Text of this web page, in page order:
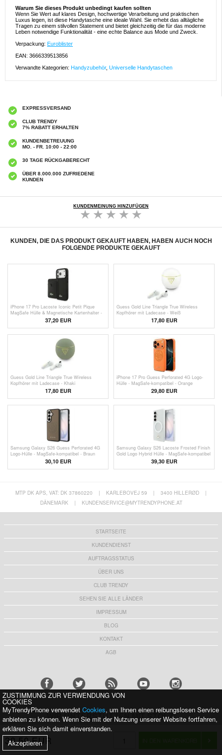
Warum Sie dieses Produkt unbedingt kaufen sollten
Wenn Sie Wert auf klares Design, hochwertige Verarbeitung und praktischen
Luxus legen, ist diese Handytasche eine ideale Wahl. Sie erhebt das alltägliche
Tragen zu einem stilvollen Statement und bietet gleichzeitig die für das moderne
Leben notwendige Funktionalität - eine echte Balance aus Mode und Zweck.
Verpackung: Euroblister
EAN: 3666339513856
Verwandte Kategorien: Handyzubehör, Universelle Handytaschen
EXPRESSVERSAND
CLUB TRENDY
7% RABATT ERHALTEN
KUNDENBETREUUNG
MO. - FR. 10:00 - 22:00
30 TAGE RÜCKGABERECHT
ÜBER 8.000.000 ZUFRIEDENE
KUNDEN
KUNDENMEINUNG HINZUFÜGEN
KUNDEN, DIE DAS PRODUKT GEKAUFT HABEN, HABEN AUCH NOCH
FOLGENDE PRODUKTE GEKAUFT
iPhone 17 Pro Lacoste Iconic Petit Pique
MagSafe Hülle & Magnetische Kartenhalter -
37,20 EUR
Guess Gold Line Triangle True Wireless
Kopfhörer mit Ladecase - Weiß
17,80EUR
Guess Gold Line Triangle True Wireless
Kopfhörer mit Ladecase - Khaki
17,80EUR
iPhone 17 Pro Guess Perforated 4G Logo-
Hülle - MagSafe-kompatibel - Orange
29,80 EUR
Samsung Galaxy S26 Guess Perforated 4G
Logo-Hülle - MagSafe-kompatibel - Braun
30,10 EUR
Samsung Galaxy S26 Lacoste Frosted Finish
Gold Logo Hybrid Hülle - MagSafe-kompatibel
39,30 EUR
38,50 EUR
MTP DK APS, VAT: DK 37860220 | KARLEBOVEJ 59 | 3400 HILLERØD
|
DÄNEMARK
| KUNDENSERVICE@MYTRENDYPHONE.AT
STARTSEITE
KUNDENDIENST
AUFTRAGSSTATUS
ÜBER UNS
CLUB TRENDY
SEHEN SIE ALLE LÄNDER
IMPRESSUM
BLOG
KONTAKT
AGB
WIR UNTERSTÜTZEN MIT STOLZ:
ZUSTIMMUNG ZUR VERWENDUNG VON
COOKIES
MyTrendyPhone verwendet Cookies, um Ihnen einen reibungslosen Service
anbieten zu können. Wenn Sie mit der Nutzung unserer Website fortfahren,
erklären Sie sich damit einverstanden.
Akzeptieren